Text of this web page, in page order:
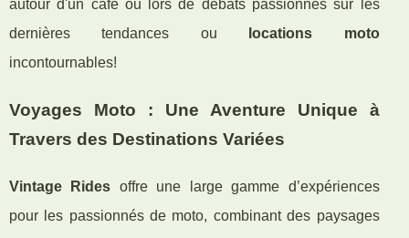
autour d'un café ou lors de débats passionnés sur les
dernières tendances ou
locations moto
incontournables!
Voyages Moto : Une Aventure Unique à
Travers des Destinations Variées
Vintage Rides offre une large gamme d’expériences
pour les passionnés de moto, combinant des paysages